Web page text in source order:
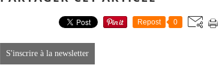
Repost 0
S'inscrire à la newsletter